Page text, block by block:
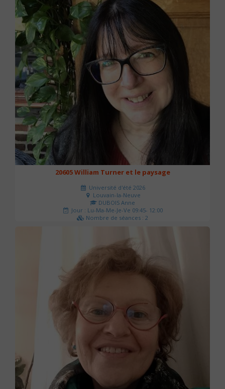
20605 William Turner et le paysage
Université d'été 2026
Louvain-la-Neuve
DUBOIS Anne
Jour : Lu-Ma-Me-Je-Ve 09:45- 12:00
Nombre de séances : 2